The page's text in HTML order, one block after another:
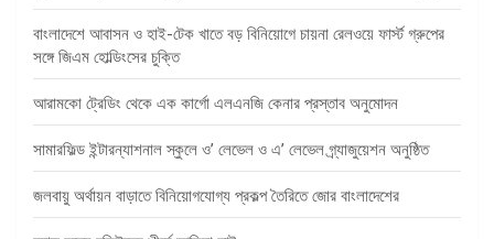
বাংলাদেশে আবাসন ও হাই-টেক খাতে বড় বিনিয়োগে চায়না রেলওয়ে ফার্স্ট গ্রুপের
সঙ্গে জিএম হোল্ডিংসের চুক্তি
আরামকো ট্রেডিং থেকে এক কার্গো এলএনজি কেনার প্রস্তাব অনুমোদন
সামারফিল্ড ইন্টারন্যাশনাল স্কুলে ও’ লেভেল ও এ’ লেভেল গ্র্যাজুয়েশন অনুষ্ঠিত
জলবায়ু অর্থায়ন বাড়াতে বিনিয়োগযোগ্য প্রকল্প তৈরিতে জোর বাংলাদেশের